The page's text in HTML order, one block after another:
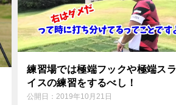
練習場では極端フックや極端スラ
イスの練習をするべし！
公開日：2019年10月21日